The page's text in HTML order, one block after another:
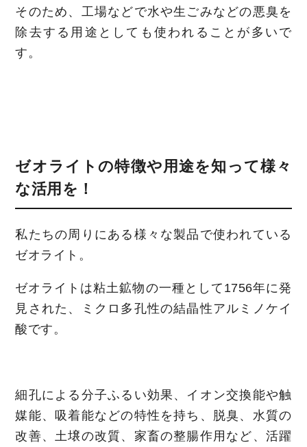
そのため、工場などで水や生ごみなどの悪臭を
除去する用途としても使われることが多いで
す。
ゼオライトの特徴や用途を知って様々
な活用を！
私たちの周りにある様々な製品で使われている
ゼオライト。
ゼオライトは粘土鉱物の一種として1756年に発
見された、ミクロ多孔性の結晶性アルミノケイ
酸です。
細孔による分子ふるい効果、イオン交換能や触
媒能、吸着能などの特性を持ち、脱臭、水質の
改善、土壌の改質、家畜の整腸作用など、活躍